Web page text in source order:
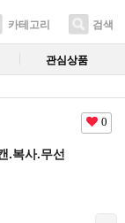
카테고리 검색
관심상품
0
.복사.무선